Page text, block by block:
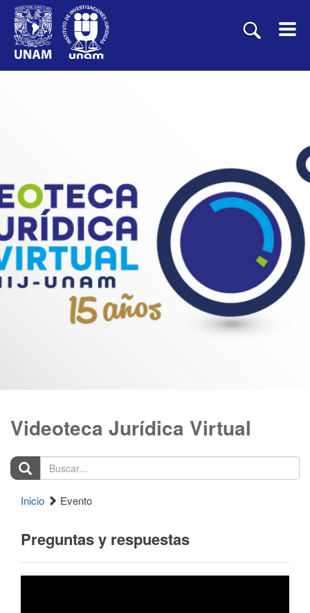
Videoteca Jurídica Virtual
Buscar...
Inicio Evento
Preguntas y respuestas